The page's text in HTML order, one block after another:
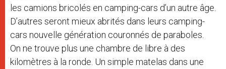
les camions bricolés en camping-cars d’un autre âge.
D’autres seront mieux abrités dans leurs camping-
cars nouvelle génération couronnés de paraboles.
On ne trouve plus une chambre de libre à des
kilomètres à la ronde. Un simple matelas dans une